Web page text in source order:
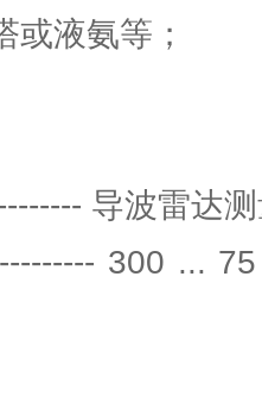
或液氨等；
导波雷达
300 ...